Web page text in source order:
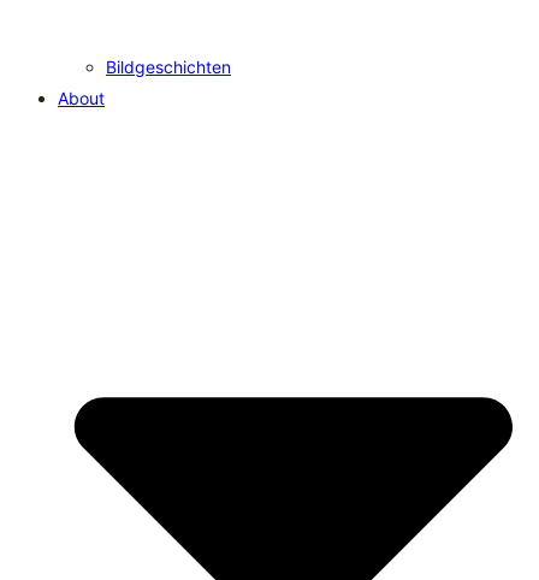
Bildgeschichten
About